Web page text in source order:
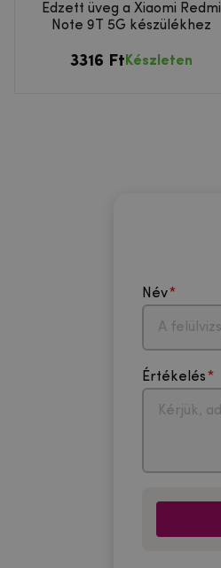
Edzett üveg a Xiaomi Redmi
Note 9T 5G készülékhez
3316 Ft Készleten
Név
Értékelés